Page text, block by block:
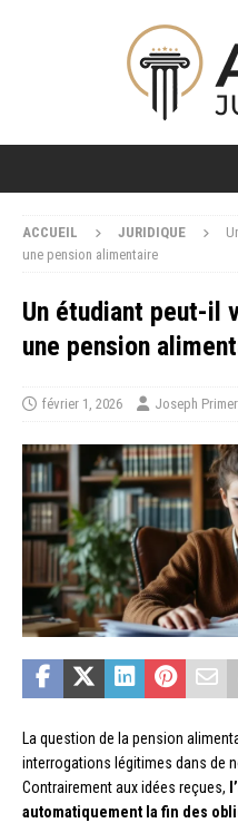
ACCUEIL JURIDIQUE
une pension alimentaire
Un étudiant peut-il
une pension
février 1, 2026 Joseph Primer
La question de la pension
interrogations légitimes dans de
Contrairement aux idées reçues,
automatiquement la fin des